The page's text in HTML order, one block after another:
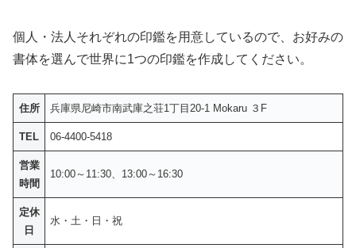
個人・法人それぞれの印鑑を用意しているので、お好みの
書体を選んで世界に1つの印鑑を作成してください。
住所 兵庫県尼崎市南武庫之荘1丁目20-1 Mokaru ３F
TEL 06-4400-5418
営業
時間
10:00～11:30、13:00～16:30
定休
日
水・土・日・祝